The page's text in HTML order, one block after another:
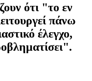
ότι "το εν
πάνω
έλεγχο,